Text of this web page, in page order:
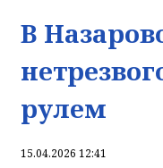
В
рулем
15.04.2026 12:41